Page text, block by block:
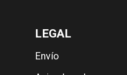
LEGAL
Envío